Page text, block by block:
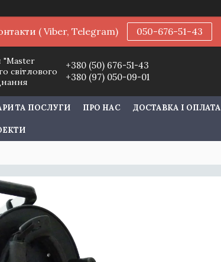
( Viber, Telegram) 050-676-51-43
"Master
світлового
+380 (50) 676-51-43
+380 (97) 050-09-01
ТА ПОСЛУГИ ПРО НАС ДОСТАВКА І ОПЛАТА